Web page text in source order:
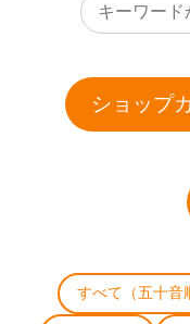
ショップ
すべて（五十音